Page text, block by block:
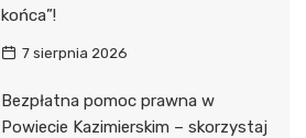
końca”!
7 sierpnia 2026
Bezpłatna pomoc prawna w
Powiecie Kazimierskim – skorzystaj